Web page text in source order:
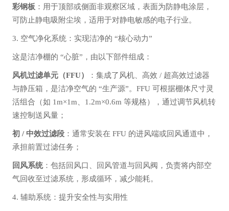
彩钢板 ：用于顶部或侧面非观察区域，表面为防静电涂层，
可防止静电吸附尘埃，适用于对静电敏感的电子行业。
3. 空气净化系统：实现洁净的 “核心动力”
这是洁净棚的 “心脏”，由以下部件组成：
风机过滤单元（FFU）
：集成了风机、高效 / 超高效过滤器
与静压箱，是洁净空气的 “生产源”。FFU 可根据棚体尺寸灵
活组合（如 1m×1m、1.2m×0.6m 等规格），通过调节风机转
速控制送风量；
初 / 中效过滤段：通常安装在 FFU 的进风端或回风通道中，
承担前置过滤任务；
回风系统：包括回风口、回风管道与回风阀，负责将内部空
气回收至过滤系统，形成循环，减少能耗。
4. 辅助系统：提升安全性与实用性